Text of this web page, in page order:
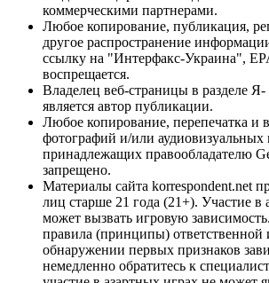
коммерческими партнерами.
Любое копирование, публикация,
другое распространение
ссылку на "Интерфакс-Украина",
воспрещается.
Владелец веб-страницы в разделе
является автор публикации.
Любое копирование, перепечатка и
фотографий и/или аудиовизуальных
принадлежащих правообладателю
запрещено.
Материалы сайта korrespondent.net
лиц старше 21 года (21+). Участие в
может вызвать игровую
правила (принципы)
обнаружении первых признаков
немедленно обратитесь к